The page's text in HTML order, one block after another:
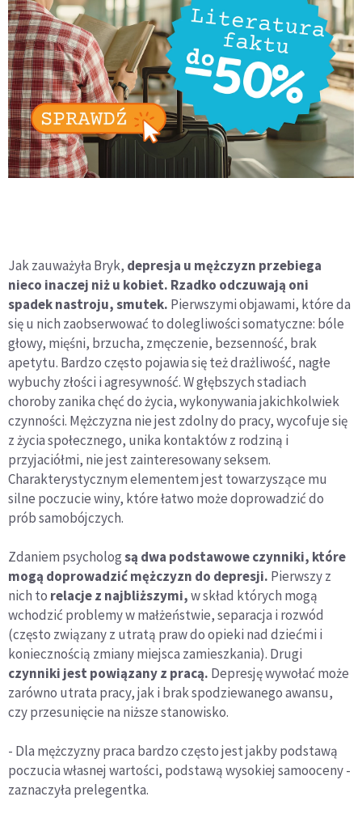
Jak zauważyła Bryk, depresja u mężczyzn przebiega
nieco inaczej niż u kobiet. Rzadko odczuwają oni
spadek nastroju, smutek. Pierwszymi objawami, które da
się u nich zaobserwować to dolegliwości somatyczne: bóle
głowy, mięśni, brzucha, zmęczenie, bezsenność, brak
apetytu. Bardzo często pojawia się też drażliwość, nagłe
wybuchy złości i agresywność. W głębszych stadiach
choroby zanika chęć do życia, wykonywania jakichkolwiek
czynności. Mężczyzna nie jest zdolny do pracy, wycofuje się
z życia społecznego, unika kontaktów z rodziną i
przyjaciółmi, nie jest zainteresowany seksem.
Charakterystycznym elementem jest towarzyszące mu
silne poczucie winy, które łatwo może doprowadzić do
prób samobójczych.
Zdaniem psychologsą dwa podstawowe czynniki, które
mogą doprowadzić mężczyzn do depresji. Pierwszy z
nich to relacje z najbliższymi,w skład których mogą
wchodzić problemy w małżeństwie, separacja i rozwód
(często związany z utratą praw do opieki nad dziećmi i
koniecznością zmiany miejsca zamieszkania). Drugi
czynniki jest powiązany z pracą. Depresję wywołać może
zarówno utrata pracy, jak i brak spodziewanego awansu,
czy przesunięcie na niższe stanowisko.
- Dla mężczyzny praca bardzo często jest jakby podstawą
poczucia własnej wartości, podstawą wysokiej samooceny -
zaznaczyła prelegentka.